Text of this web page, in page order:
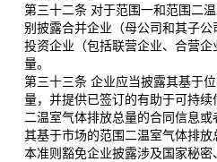
第三十二条 对于范围一和范围二
别披露合并企业（母公司和其子
投资企业（包括联营企业、合营
量。
第三十三条 企业应当披露其基于
量，并提供已签订的有助于可持
二温室气体排放总量的合同信息
其基于市场的范围二温室气体排放
本准则豁免企业披露涉及国家秘